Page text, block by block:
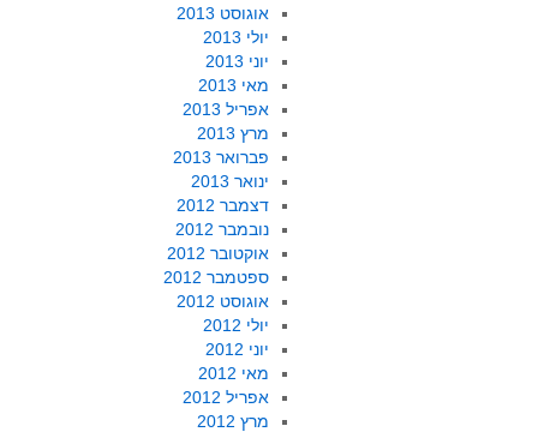
אוגוסט 2013
יולי 2013
יוני 2013
מאי 2013
אפריל 2013
מרץ 2013
פברואר 2013
ינואר 2013
דצמבר 2012
נובמבר 2012
אוקטובר 2012
ספטמבר 2012
אוגוסט 2012
יולי 2012
יוני 2012
מאי 2012
אפריל 2012
מרץ 2012